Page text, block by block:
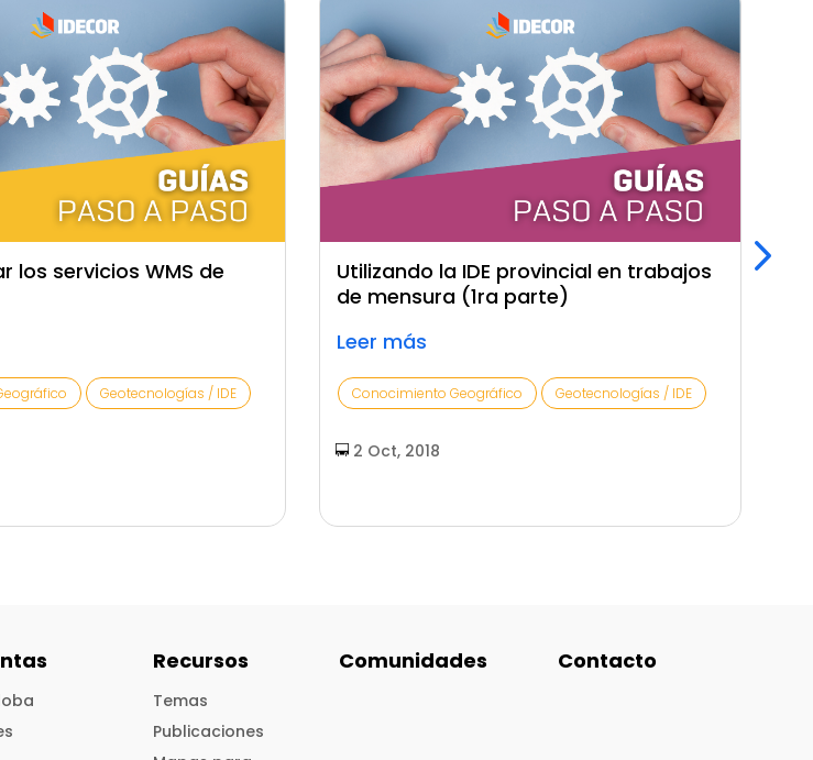
los servicios WMS de
Geotecnologías / IDE
Utilizando la IDE provincial en trabajos
de mensura (1ra parte)
Leer más
Conocimiento Geográfico Geotecnologías / IDE
2 Oct, 2018
Recursos
Temas
Publicaciones
Comunidades Contacto